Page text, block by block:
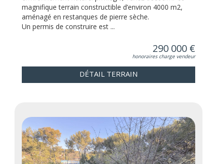
magnifique terrain constructible d’environ 4000 m2,
aménagé en restanques de pierre sèche.
Un permis de construire est ...
290 000 €
honoraires charge vendeur
DÉTAIL TERRAIN